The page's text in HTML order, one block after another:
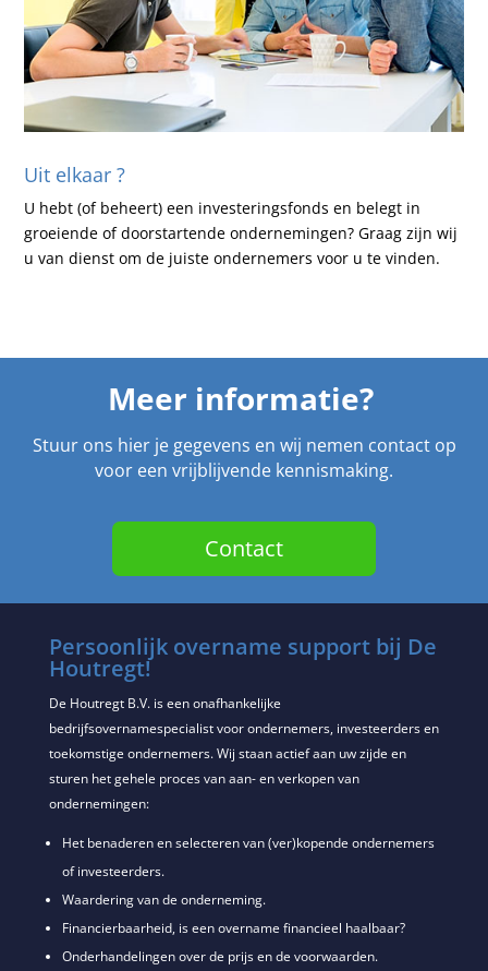
Uit elkaar ?
U hebt (of beheert) een investeringsfonds en belegt in
groeiende of doorstartende ondernemingen? Graag zijn wij
u van dienst om de juiste ondernemers voor u te vinden.
Meer informatie?
Stuur ons hier je gegevens en wij nemen contact op
voor een vrijblijvende kennismaking.
Contact
Persoonlijk overname support bij De
Houtregt!
De Houtregt B.V. is een onafhankelijke
bedrijfsovernamespecialist voor ondernemers, investeerders en
toekomstige ondernemers. Wij staan actief aan uw zijde en
sturen het gehele proces van aan- en verkopen van
ondernemingen:
Het benaderen en selecteren van (ver)kopende ondernemers
of investeerders.
Waardering van de onderneming.
Financierbaarheid, is een overname financieel haalbaar?
Onderhandelingen over de prijs en de voorwaarden.